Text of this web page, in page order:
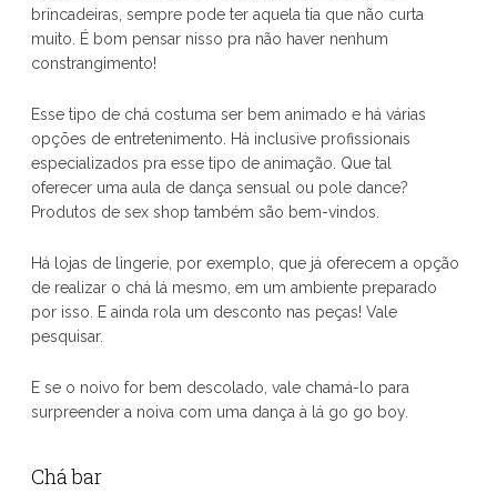
brincadeiras, sempre pode ter aquela tia que não curta
muito. É bom pensar nisso pra não haver nenhum
constrangimento!
Esse tipo de chá costuma ser bem animado e há várias
opções de entretenimento. Há inclusive profissionais
especializados pra esse tipo de animação. Que tal
oferecer uma aula de dança sensual ou pole dance?
Produtos de sex shop também são bem-vindos.
Há lojas de lingerie, por exemplo, que já oferecem a opção
de realizar o chá lá mesmo, em um ambiente preparado
por isso. E ainda rola um desconto nas peças! Vale
pesquisar.
E se o noivo for bem descolado, vale chamá-lo para
surpreender a noiva com uma dança à lá go go boy.
Chá bar